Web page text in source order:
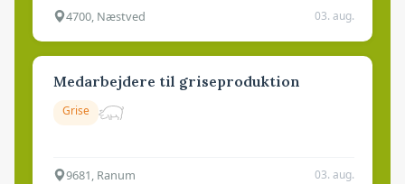
4700, Næstved 03. aug.
Medarbejdere til griseproduktion
Grise
9681, Ranum 03. aug.